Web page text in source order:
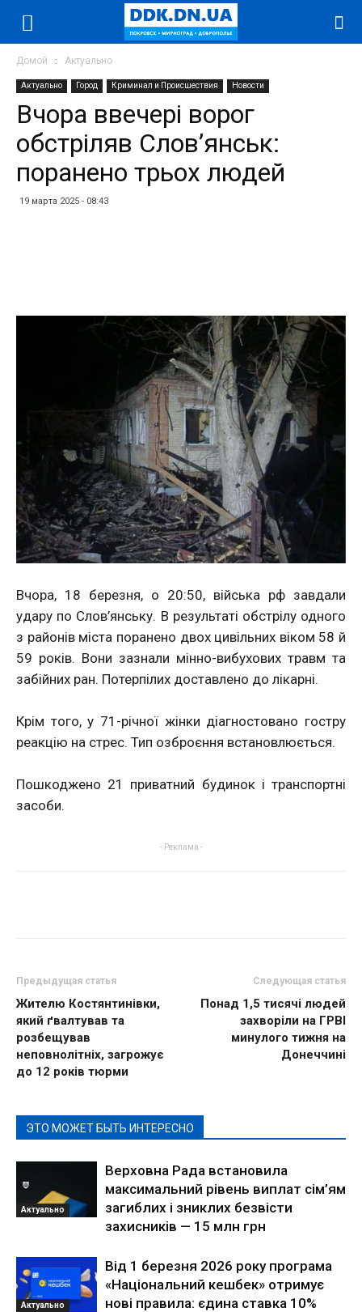
Домой Актуально
Актуально Город Криминал и Происшествия Новости
Вчора ввечері ворог
обстріляв Слов’янськ:
поранено трьох людей
19 марта 2025 - 08:43
Вчора, 18 березня, о 20:50, війська рф завдали
удару по Слов’янську. В результаті обстрілу одного
з районів міста поранено двох цивільних віком 58 й
59 років. Вони зазнали мінно-вибухових травм та
забійних ран. Потерпілих доставлено до лікарні.
Крім того, у 71-річної жінки діагностовано гостру
реакцію на стрес. Тип озброєння встановлюється.
Пошкоджено 21 приватний будинок і транспортні
засоби.
- Реклама -
Предыдущая статья
Жителю Костянтинівки,
який ґвалтував та
розбещував
неповнолітніх, загрожує
до 12 років тюрми
Следующая статья
Понад 1,5 тисячі людей
захворіли на ГРВІ
минулого тижня на
Донеччині
ЭТО МОЖЕТ БЫТЬ ИНТЕРЕСНО
Актуально
Верховна Рада встановила
максимальний рівень виплат сім’ям
загиблих і зниклих безвісти
захисників — 15 млн грн
Актуально
Від 1 березня 2026 року програма
«Національний кешбек» отримує
нові правила: єдина ставка 10%